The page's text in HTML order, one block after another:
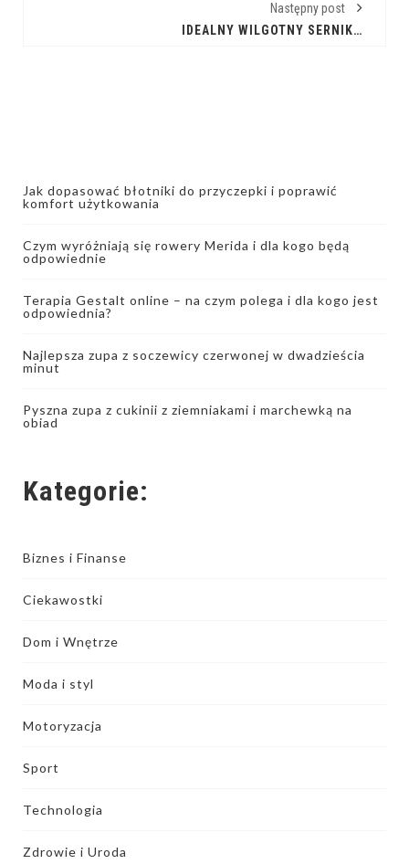
Następny post
IDEALNY WILGOTNY SERNIK BEZ JAJEK O CYTRYNOWEJ NUCIE
Jak dopasować błotniki do przyczepki i poprawić
komfort użytkowania
Czym wyróżniają się rowery Merida i dla kogo będą
odpowiednie
Terapia Gestalt online – na czym polega i dla kogo jest
odpowiednia?
Najlepsza zupa z soczewicy czerwonej w dwadzieścia
minut
Pyszna zupa z cukinii z ziemniakami i marchewką na
obiad
Kategorie:
Biznes i Finanse
Ciekawostki
Dom i Wnętrze
Moda i styl
Motoryzacja
Sport
Technologia
Zdrowie i Uroda